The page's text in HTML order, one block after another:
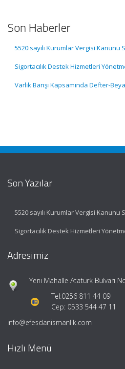
Son Haberler
5520 sayılı Kurumlar Vergisi Kanunu
Sigortacılık Destek Hizmetleri
Varlık Barışı Kapsamında Defter-
Son Yazılar
5520 sayılı Kurumlar Vergisi Kanunu
Sigortacılık Destek Hizmetleri
Adresimiz
Yeni Mahalle Atatürk Bulvarı
Tel:0256 811 44 09
Cep: 0533 544 47 11
info@efesdanismanlik.com
Hızlı Menü